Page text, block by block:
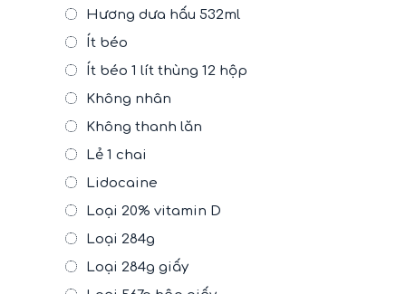
Hương dưa hấu 532ml
Ít béo
Ít béo 1 lít thùng 12 hộp
Không nhân
Không thanh lăn
Lẻ 1 chai
Lidocaine
Loại 20% vitamin D
Loại 284g
Loại 284g giấy